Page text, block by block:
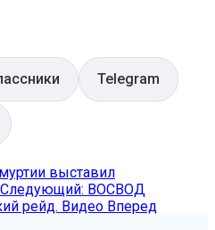
Telegram
выставил
Следующий: ВОСВОД
рейд. Видео Вперед